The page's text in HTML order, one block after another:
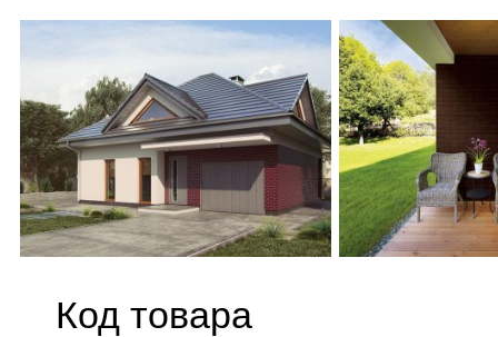
Код товара